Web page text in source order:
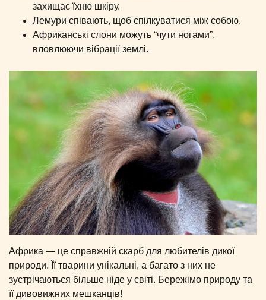
захищає їхню шкіру.
Лемури співають, щоб спілкуватися між собою.
Африканські слони можуть “чути ногами”,
вловлюючи вібрації землі.
Африка — це справжній скарб для любителів дикої
природи. Її тварини унікальні, а багато з них не
зустрічаються більше ніде у світі. Бережімо природу та
її дивовижних мешканців!